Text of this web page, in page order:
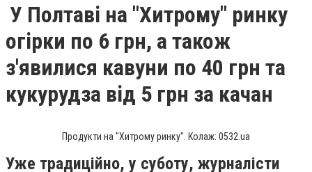
У Полтаві на "Хитрому" ринку
огірки по 6 грн, а також
з'явилися кавуни по 40 грн та
кукурудза від 5 грн за качан
Продукти на "Хитрому ринку". Колаж: 0532.ua
Уже традиційно, у суботу, журналісти